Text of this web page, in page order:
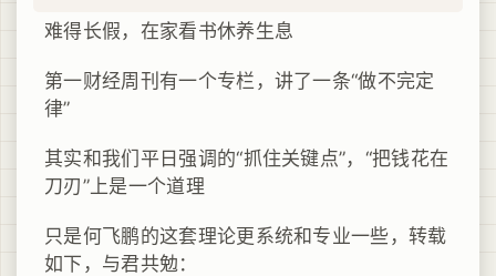
难得长假，在家看书休养生息
第一财经周刊有一个专栏，讲了一条“做不完定
律”
其实和我们平日强调的“抓住关键点”，“把钱花在
刀刃”上是一个道理
只是何飞鹏的这套理论更系统和专业一些，转载
如下，与君共勉：